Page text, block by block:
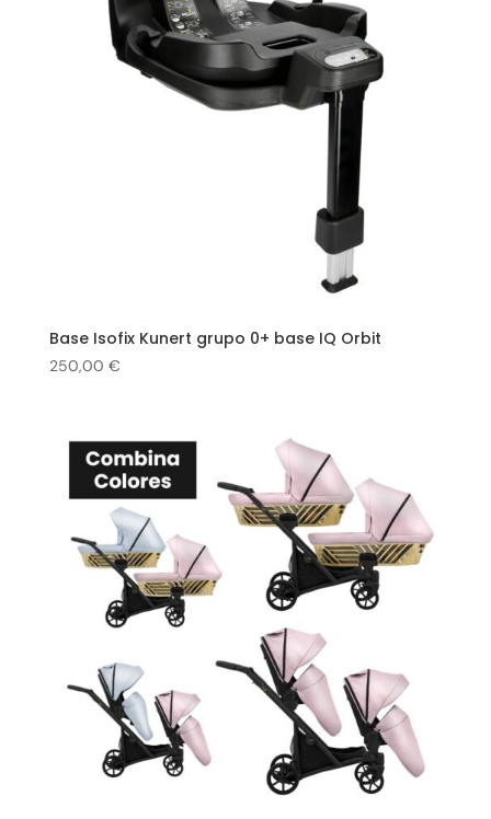
Base Isofix Kunert grupo 0+ base IQ Orbit
250,00 €